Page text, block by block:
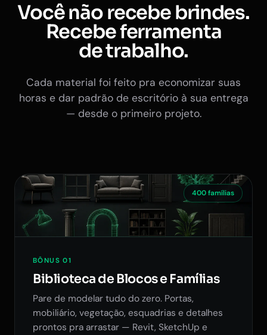
Você não recebe brindes.
Recebe ferramenta
de trabalho.
Cada material foi feito pra economizar suas
horas e dar padrão de escritório à sua entrega
— desde o primeiro projeto.
400 famílias
BÔNUS 01
Biblioteca de Blocos e Famílias
Pare de modelar tudo do zero. Portas,
mobiliário, vegetação, esquadrias e detalhes
prontos pra arrastar — Revit, SketchUp e